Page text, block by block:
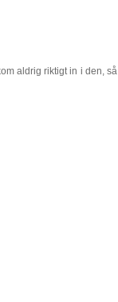
aldrig riktigt in i den, så